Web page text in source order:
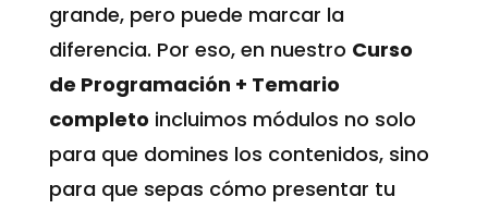
grande, pero puede marcar la
diferencia. Por eso, en nuestro Curso
de Programación + Temario
completo incluimos módulos no solo
para que domines los contenidos, sino
para que sepas cómo presentar tu